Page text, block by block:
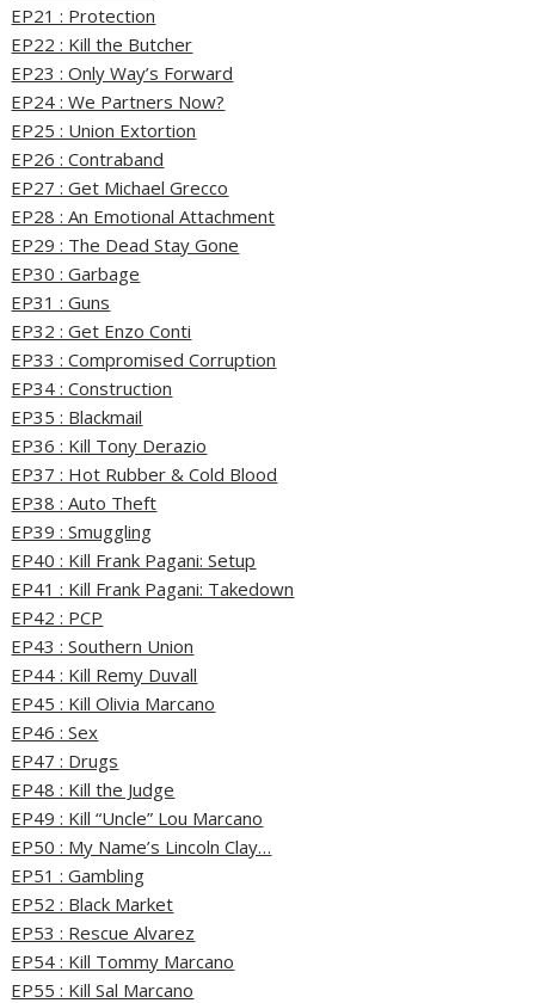
EP21 : Protection
EP22 : Kill the Butcher
EP23 : Only Way’s Forward
EP24 : We Partners Now?
EP25 : Union Extortion
EP26 : Contraband
EP27 : Get Michael Grecco
EP28 : An Emotional Attachment
EP29 : The Dead Stay Gone
EP30 : Garbage
EP31 : Guns
EP32 : Get Enzo Conti
EP33 : Compromised Corruption
EP34 : Construction
EP35 : Blackmail
EP36 : Kill Tony Derazio
EP37 : Hot Rubber & Cold Blood
EP38 : Auto Theft
EP39 : Smuggling
EP40 : Kill Frank Pagani: Setup
EP41 : Kill Frank Pagani: Takedown
EP42 : PCP
EP43 : Southern Union
EP44 : Kill Remy Duvall
EP45 : Kill Olivia Marcano
EP46 : Sex
EP47 : Drugs
EP48 : Kill the Judge
EP49 : Kill “Uncle” Lou Marcano
EP50 : My Name’s Lincoln Clay…
EP51 : Gambling
EP52 : Black Market
EP53 : Rescue Alvarez
EP54 : Kill Tommy Marcano
EP55 : Kill Sal Marcano